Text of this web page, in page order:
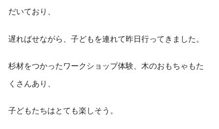
だいており、
遅ればせながら、子どもを連れて昨日行ってきました。
杉材をつかったワークショップ体験、木のおもちゃもた
くさんあり、
子どもたちはとても楽しそう。